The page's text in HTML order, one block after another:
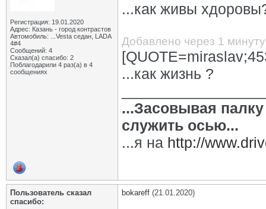
Регистрация: 19.01.2020
Адрес: Казань - город контрастов
Автомобиль: ...Vesta седан, LADA
4#4
Сообщений: 4
Сказал(а) спасибо: 2
Поблагодарили 4 раз(а) в 4
сообщениях
...как живы
Добавлено через 1 минуту
...как жизнь ?
...Засовывая палку
служить осью...
...я на http://
Пользователь сказал
cпасибо:
bokareff (21.01.2020)